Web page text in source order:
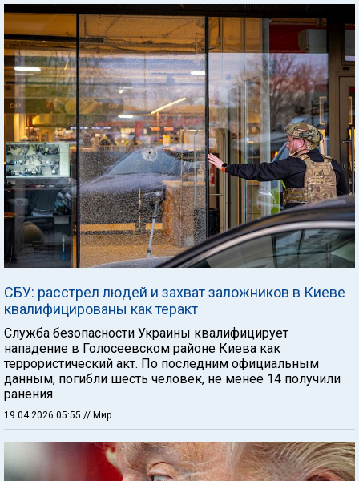
СБУ: расстрел людей и захват заложников в Киеве
квалифицированы как теракт
Служба безопасности Украины квалифицирует
нападение в Голосеевском районе Киева как
террористический акт. По последним официальным
данным, погибли шесть человек, не менее 14 получили
ранения.
19.04.2026 05:55 // Мир